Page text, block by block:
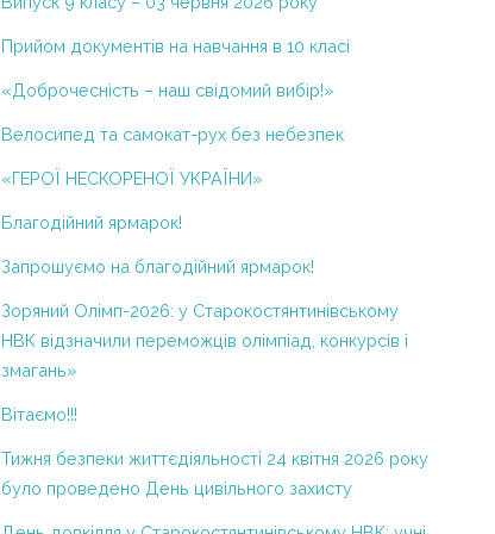
ІІІ курс
V курс
VІ курс
VІІ курс
2013-2014 н.р.
І курс
Кабінет медсестри
Структура та органи управління
Річний звіт про діяльність НВК
Результати моніторингу якості освіти
Територія обслуговування, закріплена
за закладом освіти
Правила прийому
Порядок зарахування учнів до гімназії
Додаткові освітні послуги
Навчання дітей з особливими
Вакансії
Прийом документів на навчання в 10 класі
«Доброчесність – наш свідомий вибір!»
Велосипед та самокат-рух без небезпек
«ГЕРОЇ НЕСКОРЕНОЇ УКРАЇНИ»
Благодійний ярмарок!
Запрошуємо на благодійний ярмарок!
Зоряний Олімп-2026: у Старокостянтинівському
НВК відзначили переможців олімпіад, конкурсів і
змагань»
Вітаємо!!!
Тижня безпеки життєдіяльності 24 квітня 2026 року
було проведено День цивільного захисту